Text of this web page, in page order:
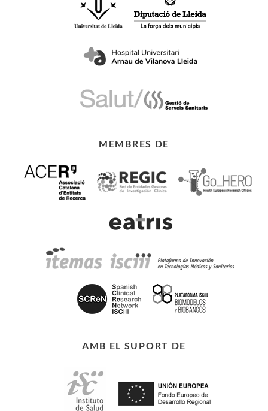
MEMBRES DE
AMB EL SUPORT DE